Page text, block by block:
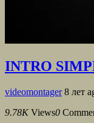
INTRO
videomontager 8 лет
9.78K Views0